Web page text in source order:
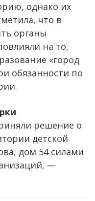
однако их
что в
органы
на то,
«город
обязанности по
решение о
детской
дом 54 силами
—